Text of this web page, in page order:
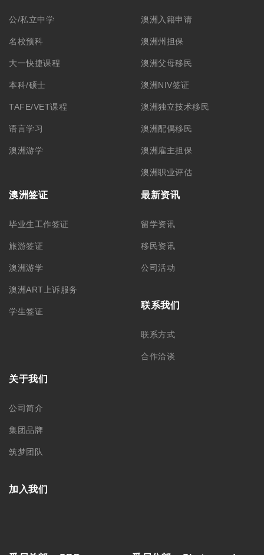
公/私立中学
名校预科
大一快捷课程
本科/硕士
TAFE/VET课程
语言学习
澳洲游学
澳洲入籍申请
澳洲州担保
澳洲父母移民
澳洲NIV签证
澳洲独立技术移民
澳洲配偶移民
澳洲雇主担保
澳洲职业评估
澳洲签证
毕业生工作签证
旅游签证
澳洲游学
澳洲ART上诉服务
学生签证
最新资讯
留学资讯
移民资讯
公司活动
联系我们
联系方式
合作洽谈
关于我们
公司简介
集团品牌
筑梦团队
加入我们